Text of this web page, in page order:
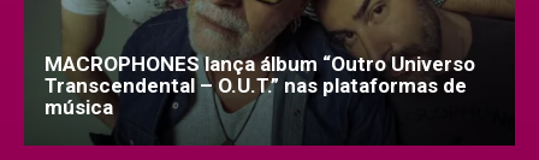
MACROPHONES lança álbum “Outro Universo
Transcendental – O.U.T.” nas plataformas de
música